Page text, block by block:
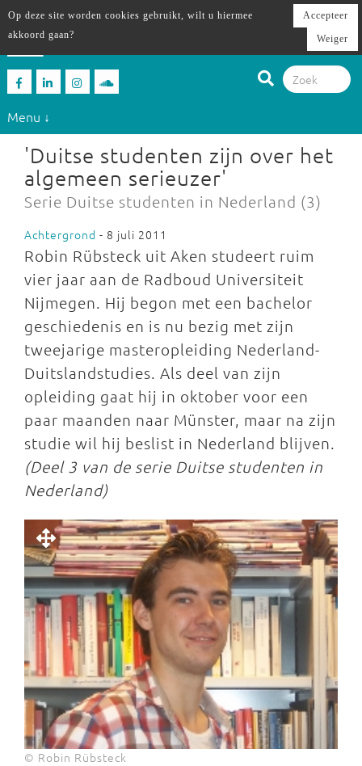
Menu ↓
'Duitse studenten zijn over het
algemeen serieuzer'
Serie Duitse studenten in Nederland (3)
Achtergrond - 8 juli 2011
Robin Rübsteck uit Aken studeert ruim
vier jaar aan de Radboud Universiteit
Nijmegen. Hij begon met een bachelor
geschiedenis en is nu bezig met zijn
tweejarige masteropleiding Nederland-
Duitslandstudies. Als deel van zijn
opleiding gaat hij in oktober voor een
paar maanden naar Münster, maar na zijn
studie wil hij beslist in Nederland blijven.
(Deel 3 van de serie Duitse studenten in
Nederland)
© Robin Rübsteck
Op deze site worden cookies gebruikt, wilt u hiermee
akkoord gaan?
Accepteer
Weiger